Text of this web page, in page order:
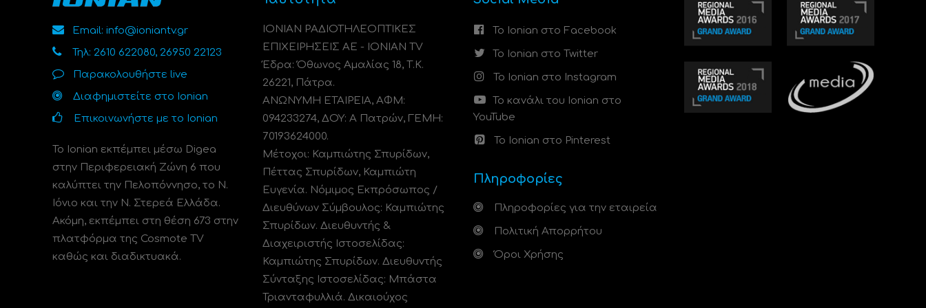
Email: info@ioniantv.gr
Τηλ: 2610 622080, 26950 22123
Παρακολουθήστε live
Διαφημιστείτε στο Ionian
Επικοινωνήστε με το Ionian
Το Ionian εκπέμπει μέσω Digea
στην Περιφερειακή Ζώνη 6 που
καλύπτει την Πελοπόννησο, το N.
Ιόνιο και την Ν. Στερεά Ελλάδα.
Ακόμη, εκπέμπει στη θέση 673 στην
πλατφόρμα της Cosmote TV
καθώς και διαδικτυακά.
ΙΟΝΙΑΝ ΡΑΔΙΟΤΗΛΕΟΠΤΙΚΕΣ
ΕΠΙΧΕΙΡΗΣΕΙΣ ΑΕ - IONIAN TV
Έδρα: Όθωνος Αμαλίας 18, Τ.Κ.
26221, Πάτρα.
ΑΝΩΝΥΜΗ ΕΤΑΙΡΕΙΑ, ΑΦΜ:
094233274, ΔΟΥ: A Πατρών, ΓΕΜΗ:
70193624000.
Μέτοχοι: Καμπιώτης Σπυρίδων,
Πέττας Σπυρίδων, Καμπιώτη
Ευγενία. Νόμιμος Εκπρόσωπος /
Διευθύνων Σύμβουλος: Καμπιώτης
Σπυρίδων. Διευθυντής &
Διαχειριστής Ιστοσελίδας:
Καμπιώτης Σπυρίδων. Διευθυντής
Σύνταξης Ιστοσελίδας: Μπάστα
Τριανταφυλλιά. Δικαιούχος
Το Ionian στο Facebook
Το Ionian στο Twitter
Το Ionian στο Instagram
Το κανάλι του Ionian στο
YouTube
Το Ionian στο Pinterest
Πληροφορίες
Πληροφορίες για την εταιρεία
Πολιτική Απορρήτου
Όροι Χρήσης